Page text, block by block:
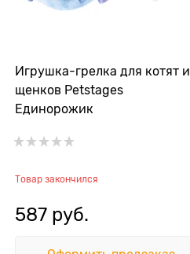
Игрушка-грелка для котят и
щенков Petstages
Единорожик
Товар закончился
587 руб.